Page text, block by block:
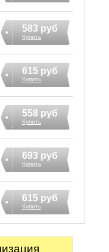
583 руб
Купить
615 руб
Купить
558 руб
Купить
693 руб
Купить
615 руб
Купить